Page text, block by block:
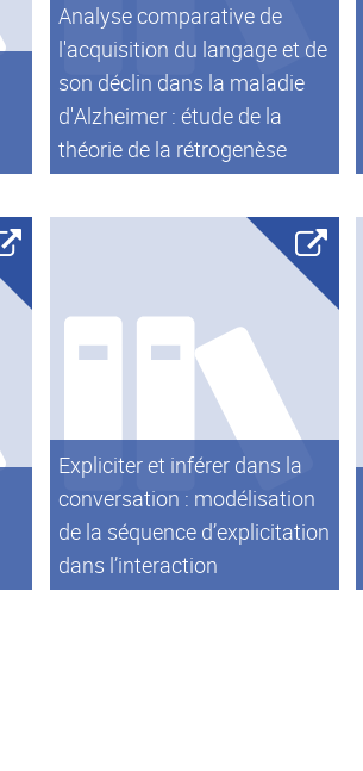
Analyse comparative de
l'acquisition du langage et de
son déclin dans la maladie
d'Alzheimer : étude de la
théorie de la rétrogenèse
Expliciter et inférer dans la
conversation : modélisation
de la séquence d’explicitation
dans l’interaction